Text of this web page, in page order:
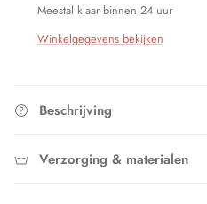
Meestal klaar binnen 24 uur
Winkelgegevens bekijken
Beschrijving
Verzorging & materialen